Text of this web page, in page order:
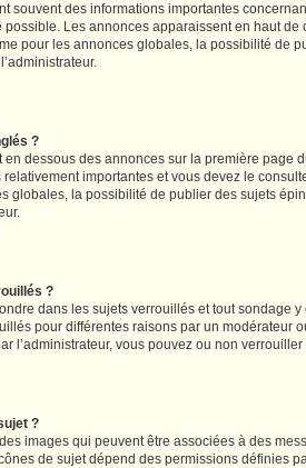
souvent des informations importantes
possible. Les annonces apparaissent en haut
pour les annonces globales, la possibilité de
?
dessous des annonces sur la première page
importantes et vous devez le
globales, la possibilité de publier des sujets
?
dans les sujets verrouillés et tout sondage
pour différentes raisons par un modérateur
l’administrateur, vous pouvez ou non
?
images qui peuvent être associées à des
de sujet dépend des permissions définies